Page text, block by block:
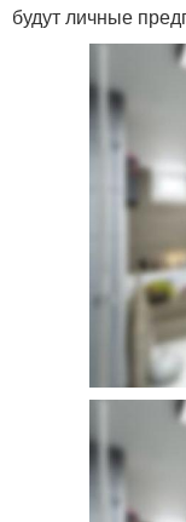
будут личные